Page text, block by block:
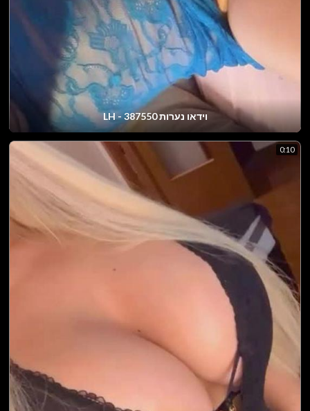
וידאו נערות LH - 387550
0:10